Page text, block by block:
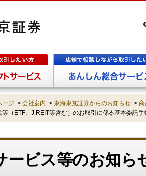
ージ > 会社案内 > 東海東京証券からのお知らせ > 商
等（ETF、J-REIT等含む）のお取引に係る基本委託
ービス等のお知ら